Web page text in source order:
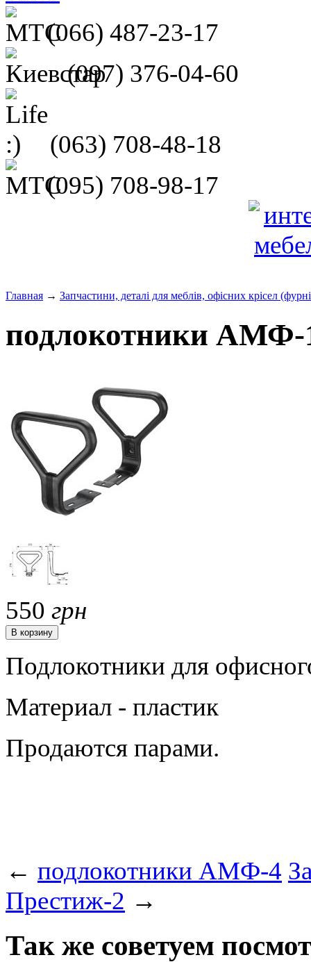
(066) 487-23-17
(097) 376-04-60
(063) 708-48-18
(095) 708-98-17
Главная → Запчастини, деталі для меблів, офісних крісел
подлокотники АМФ-
550 грн
Подлокотники для
Материал - пластик
Продаются парами.
← подлокотники АМФ-4
Престиж-2 →
Так же советуем